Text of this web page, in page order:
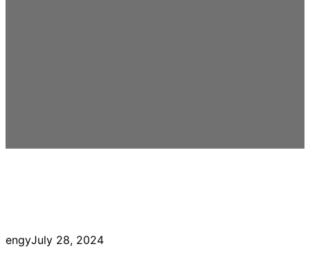
engyJuly 28, 2024